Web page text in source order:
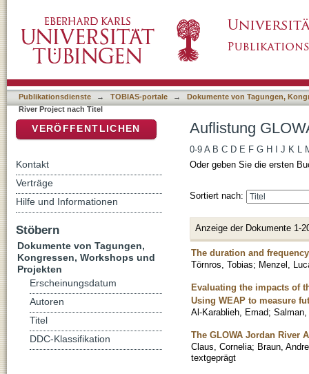
Publikationsdienste → TOBIAS-portale →
Dokumente von Tagungen,
River Project nach Titel
Auflistung
0-9 A B C D E F G H J K L
Oder geben Sie die ersten
Sortiert nach:
Anzeige der Dokumente 1-
The duration and
Törnros, Tobias; Menzel,
Evaluating the impacts of
Using WEAP to measure
Al-Karablieh, Emad; Salman,
The GLOWA Jordan River
Claus, Cornelia; Braun,
textgeprägt
VERÖFFENTLICHEN
Kontakt
Verträge
Hilfe und Informationen
Stöbern
Dokumente von Tagungen,
Kongressen, Workshops und
Projekten
Erscheinungsdatum
Autoren
Titel
DDC-Klassifikation